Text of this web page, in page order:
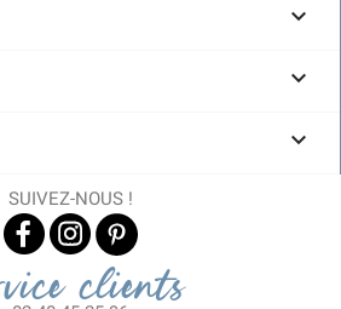



SUIVEZ-NOUS !
clients